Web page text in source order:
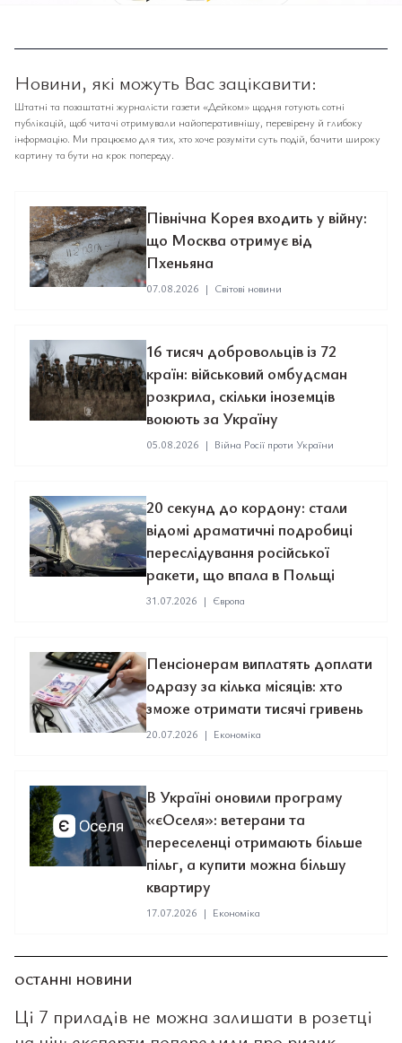
Новини, які можуть Вас зацікавити:
Штатні та позаштатні журналісти газети «Дейком» щодня готують сотні
публікацій, щоб читачі отримували найоперативнішу, перевірену й глибоку
інформацію. Ми працюємо для тих, хто хоче розуміти суть подій, бачити широку
картину та бути на крок попереду.
Північна Корея входить у війну:
що Москва отримує від
Пхеньяна
07.08.2026 | Світові новини
16 тисяч добровольців із 72
країн: військовий омбудсман
розкрила, скільки іноземців
воюють за Україну
05.08.2026 | Війна Росії проти України
20 секунд до кордону: стали
відомі драматичні подробиці
переслідування російської
ракети, що впала в Польщі
31.07.2026 | Європа
Пенсіонерам виплатять доплати
одразу за кілька місяців: хто
зможе отримати тисячі гривень
20.07.2026 | Економіка
В Україні оновили програму
«єОселя»: ветерани та
переселенці отримають більше
пільг, а купити можна більшу
квартиру
17.07.2026 | Економіка
ОСТАННІ НОВИНИ
Ці 7 приладів не можна залишати в розетці